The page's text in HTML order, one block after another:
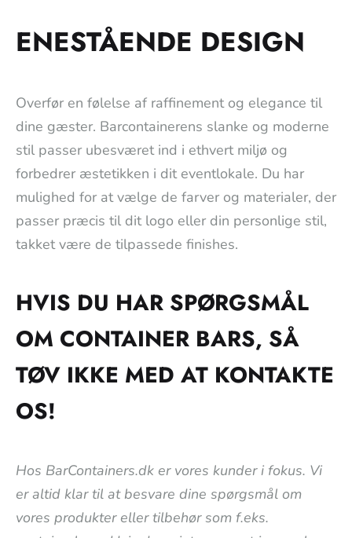
ENESTÅENDE DESIGN
Overfør en følelse af raffinement og elegance til
dine gæster. Barcontainerens slanke og moderne
stil passer ubesværet ind i ethvert miljø og
forbedrer æstetikken i dit eventlokale. Du har
mulighed for at vælge de farver og materialer, der
passer præcis til dit logo eller din personlige stil,
takket være de tilpassede finishes.
HVIS DU HAR SPØRGSMÅL
OM CONTAINER BARS, SÅ
TØV IKKE MED AT KONTAKTE
OS!
Hos BarContainers.dk er vores kunder i fokus. Vi
er altid klar til at besvare dine spørgsmål om
vores produkter eller tilbehør som f.eks.